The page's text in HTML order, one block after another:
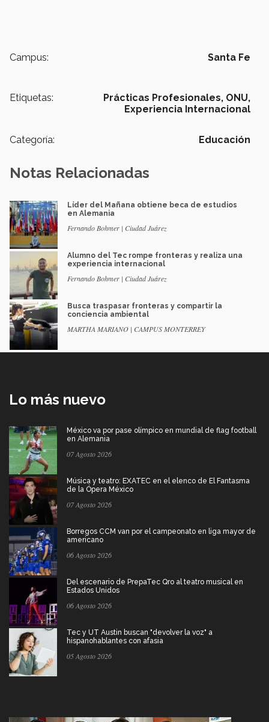
Campus: Santa Fe
Etiquetas: Prácticas Profesionales, ONU,
Experiencia Internacional
Categoría: Educación
Notas Relacionadas
Líder del Mañana obtiene beca de estudios
en Alemania
Fernando Bohmer | Ciudad Juárez
Alumno del Tec rompe fronteras y realiza una
experiencia internacional
Fernando Bohmer | Ciudad Juárez
Busca traspasar fronteras y compartir la
conciencia ambiental
MARTHA MARIANO | CAMPUS MONTERREY
Lo más nuevo
México va por pase olímpico en mundial de flag football
en Alemania
07 Agosto 2026
Música y teatro: EXATEC en el elenco de El Fantasma
de la Ópera México
07 Agosto 2026
Borregos CCM van por el campeonato en liga mayor de
americano
06 Agosto 2026
Del escenario de PrepaTec Qro al teatro musical en
Estados Unidos
06 Agosto 2026
Tec y UT Austin buscan "devolver la voz" a
hispanohablantes con afasia
05 Agosto 2026